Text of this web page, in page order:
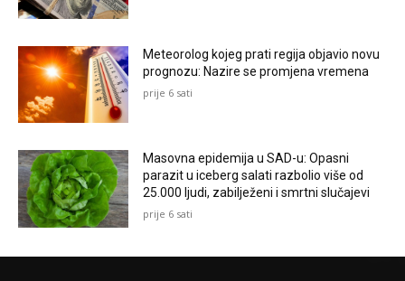
Meteorolog kojeg prati regija objavio novu
prognozu: Nazire se promjena vremena
prije 6 sati
Masovna epidemija u SAD-u: Opasni
parazit u iceberg salati razbolio više od
25.000 ljudi, zabilježeni i smrtni slučajevi
prije 6 sati